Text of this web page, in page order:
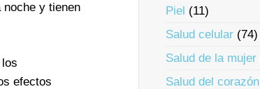
noche y tienen
efectos
Piel (11)
Salud celular (74)
Salud de la mujer
Salud del corazón